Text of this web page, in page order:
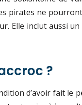
pirates ne
Elle inclut aussi
?
d’avoir fait